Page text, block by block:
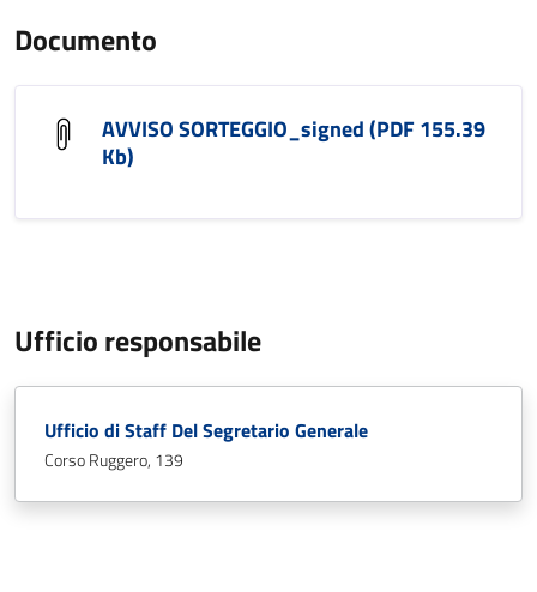
Documento
AVVISO SORTEGGIO_signed (PDF 155.39
Kb)
Ufficio responsabile
Ufficio di Staff Del Segretario Generale
Corso Ruggero, 139